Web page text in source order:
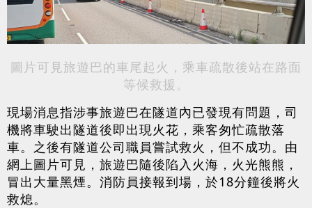
圖片可見旅遊巴的車尾起火，乘車疏散後站在路面
等候救援。
現場消息指涉事旅遊巴在隧道內已發現有問題，司
機將車駛出隧道後即出現火花，乘客匆忙疏散落
車。之後有隧道公司職員嘗試救火，但不成功。由
網上圖片可見，旅遊巴隨後陷入火海，火光熊熊，
冒出大量黑煙。消防員接報到場，於18分鐘後將火
救熄。